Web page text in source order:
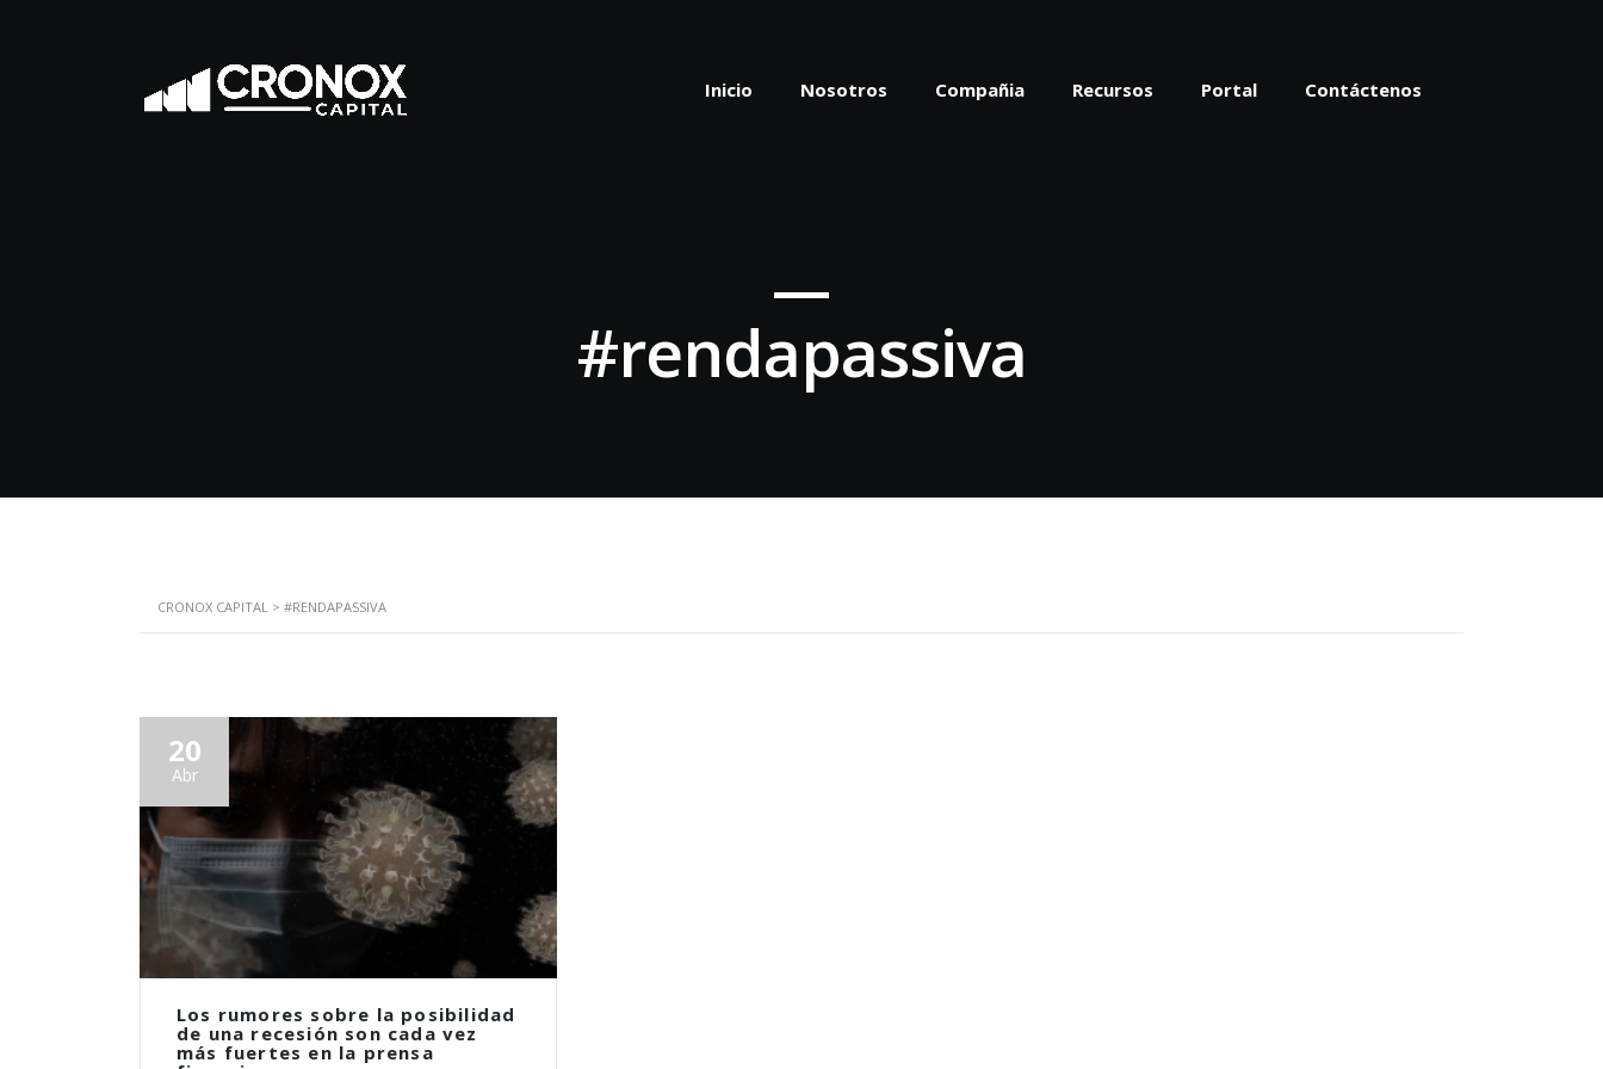
Inicio Nosotros Compañia Recursos Portal Contáctenos
#rendapassiva
CRONOX CAPITAL > #RENDAPASSIVA
20
Abr
Los rumores sobre la posibilidad
de una recesión son cada vez
más fuertes en la prensa